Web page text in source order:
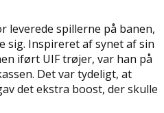
leverede spillerne på banen,
sig. Inspireret af synet af sin
iført UIF trøjer, var han på
Det var tydeligt, at
det ekstra boost, der skulle